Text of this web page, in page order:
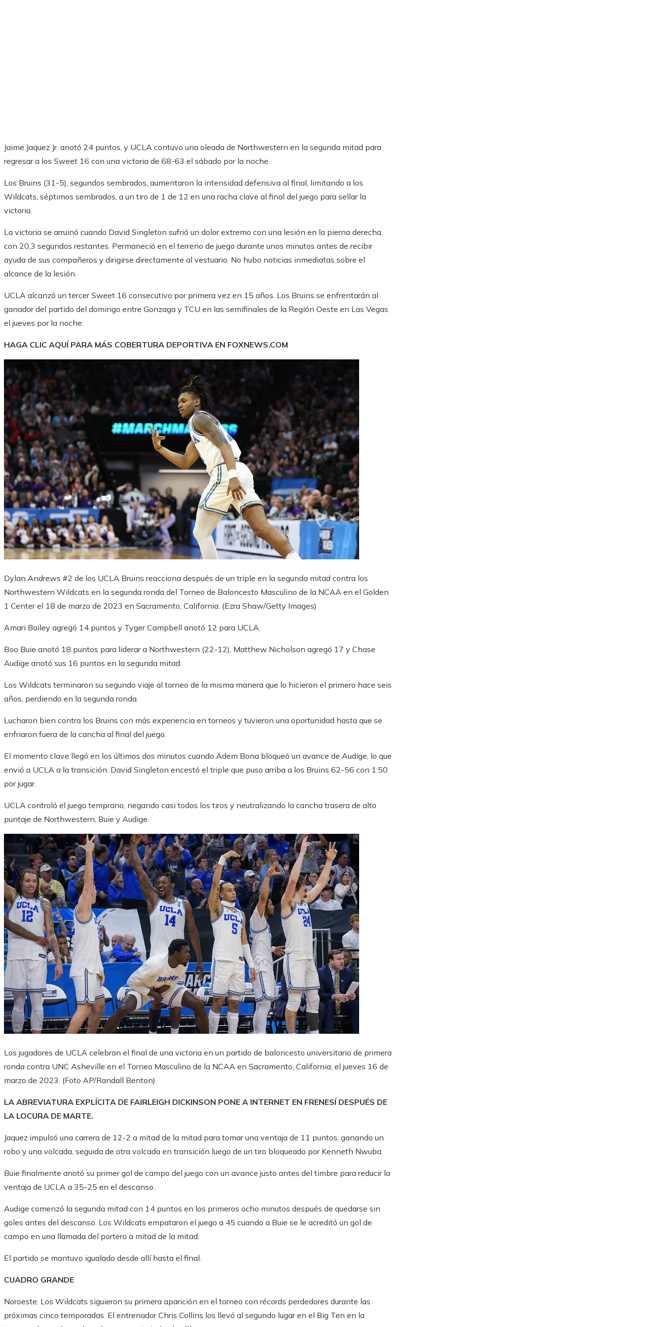
Jaime Jaquez Jr. anotó 24 puntos, y UCLA contuvo una oleada de Northwestern en la segunda mitad para
regresar a los Sweet 16 con una victoria de 68-63 el sábado por la noche.
Los Bruins (31-5), segundos sembrados, aumentaron la intensidad defensiva al final, limitando a los
Wildcats, séptimos sembrados, a un tiro de 1 de 12 en una racha clave al final del juego para sellar la
victoria.
La victoria se arruinó cuando David Singleton sufrió un dolor extremo con una lesión en la pierna derecha
con 20,3 segundos restantes. Permaneció en el terreno de juego durante unos minutos antes de recibir
ayuda de sus compañeros y dirigirse directamente al vestuario. No hubo noticias inmediatas sobre el
alcance de la lesión.
UCLA alcanzó un tercer Sweet 16 consecutivo por primera vez en 15 años. Los Bruins se enfrentarán al
ganador del partido del domingo entre Gonzaga y TCU en las semifinales de la Región Oeste en Las Vegas
el jueves por la noche.
HAGA CLIC AQUÍ PARA MÁS COBERTURA DEPORTIVA EN FOXNEWS.COM
Dylan Andrews #2 de los UCLA Bruins reacciona después de un triple en la segunda mitad contra los
Northwestern Wildcats en la segunda ronda del Torneo de Baloncesto Masculino de la NCAA en el Golden
1 Center el 18 de marzo de 2023 en Sacramento, California. (Ezra Shaw/Getty Images)
Amari Bailey agregó 14 puntos y Tyger Campbell anotó 12 para UCLA.
Boo Buie anotó 18 puntos para liderar a Northwestern (22-12), Matthew Nicholson agregó 17 y Chase
Audige anotó sus 16 puntos en la segunda mitad.
Los Wildcats terminaron su segundo viaje al torneo de la misma manera que lo hicieron el primero hace seis
años, perdiendo en la segunda ronda.
Lucharon bien contra los Bruins con más experiencia en torneos y tuvieron una oportunidad hasta que se
enfriaron fuera de la cancha al final del juego.
El momento clave llegó en los últimos dos minutos cuando Adem Bona bloqueó un avance de Audige, lo que
envió a UCLA a la transición. David Singleton encestó el triple que puso arriba a los Bruins 62-56 con 1:50
por jugar.
UCLA controló el juego temprano, negando casi todos los tiros y neutralizando la cancha trasera de alto
puntaje de Northwestern, Buie y Audige.
Los jugadores de UCLA celebran el final de una victoria en un partido de baloncesto universitario de primera
ronda contra UNC Asheville en el Torneo Masculino de la NCAA en Sacramento, California, el jueves 16 de
marzo de 2023. (Foto AP/Randall Benton)
LA ABREVIATURA EXPLÍCITA DE FAIRLEIGH DICKINSON PONE A INTERNET EN FRENESÍ DESPUÉS DE
LA LOCURA DE MARTE.
Jaquez impulsó una carrera de 12-2 a mitad de la mitad para tomar una ventaja de 11 puntos, ganando un
robo y una volcada, seguida de otra volcada en transición luego de un tiro bloqueado por Kenneth Nwuba.
Buie finalmente anotó su primer gol de campo del juego con un avance justo antes del timbre para reducir la
ventaja de UCLA a 35-25 en el descanso.
Audige comenzó la segunda mitad con 14 puntos en los primeros ocho minutos después de quedarse sin
goles antes del descanso. Los Wildcats empataron el juego a 45 cuando a Buie se le acreditó un gol de
campo en una llamada del portero a mitad de la mitad.
El partido se mantuvo igualado desde allí hasta el final.
CUADRO GRANDE
Noroeste: Los Wildcats siguieron su primera aparición en el torneo con récords perdedores durante las
próximas cinco temporadas. El entrenador Chris Collins los llevó al segundo lugar en el Big Ten en la